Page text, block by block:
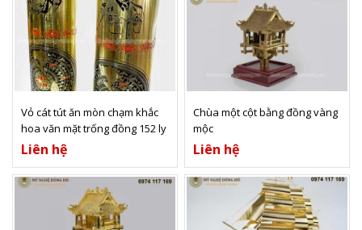
Xem thêm
Vỏ cát tút ăn mòn chạm khắc
hoa văn mặt trống đồng 152 ly
Liên hệ
Xem thêm
Chùa một cột bằng đồng vàng
mộc
Liên hệ